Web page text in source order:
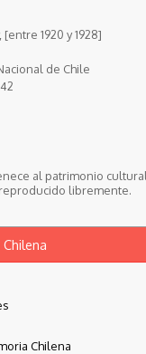
1920 y 1928]
de Chile
al patrimonio
libremente.
Chilena